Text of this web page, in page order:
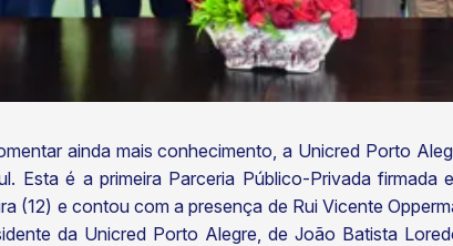
ainda mais conhecimento, a Unicred Porto
Esta é a primeira Parceria Público-Privada
(12) e contou com a presença de Rui Vicente
da Unicred Porto Alegre, de João Batista